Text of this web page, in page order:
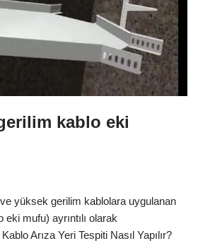
kablo eki
yüksek gerilim kablolara uygulanan
mufu) ayrıntılı olarak
Arıza Yeri Tespiti Nasıl Yapılır?